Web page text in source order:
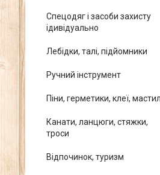
Спецодяг і засоби захисту
ідивідуально
Лебідки, талі, підйомники
Ручний інструмент
Піни, герметики, клеї,
Канати, ланцюги, стяжки,
троси
Відпочинок, туризм